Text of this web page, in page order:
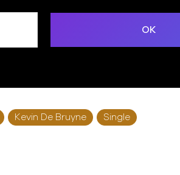
Kevin De Bruyne Single